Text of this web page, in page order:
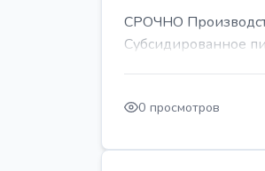
СРОЧНО
Субсидированное
0 просмотров